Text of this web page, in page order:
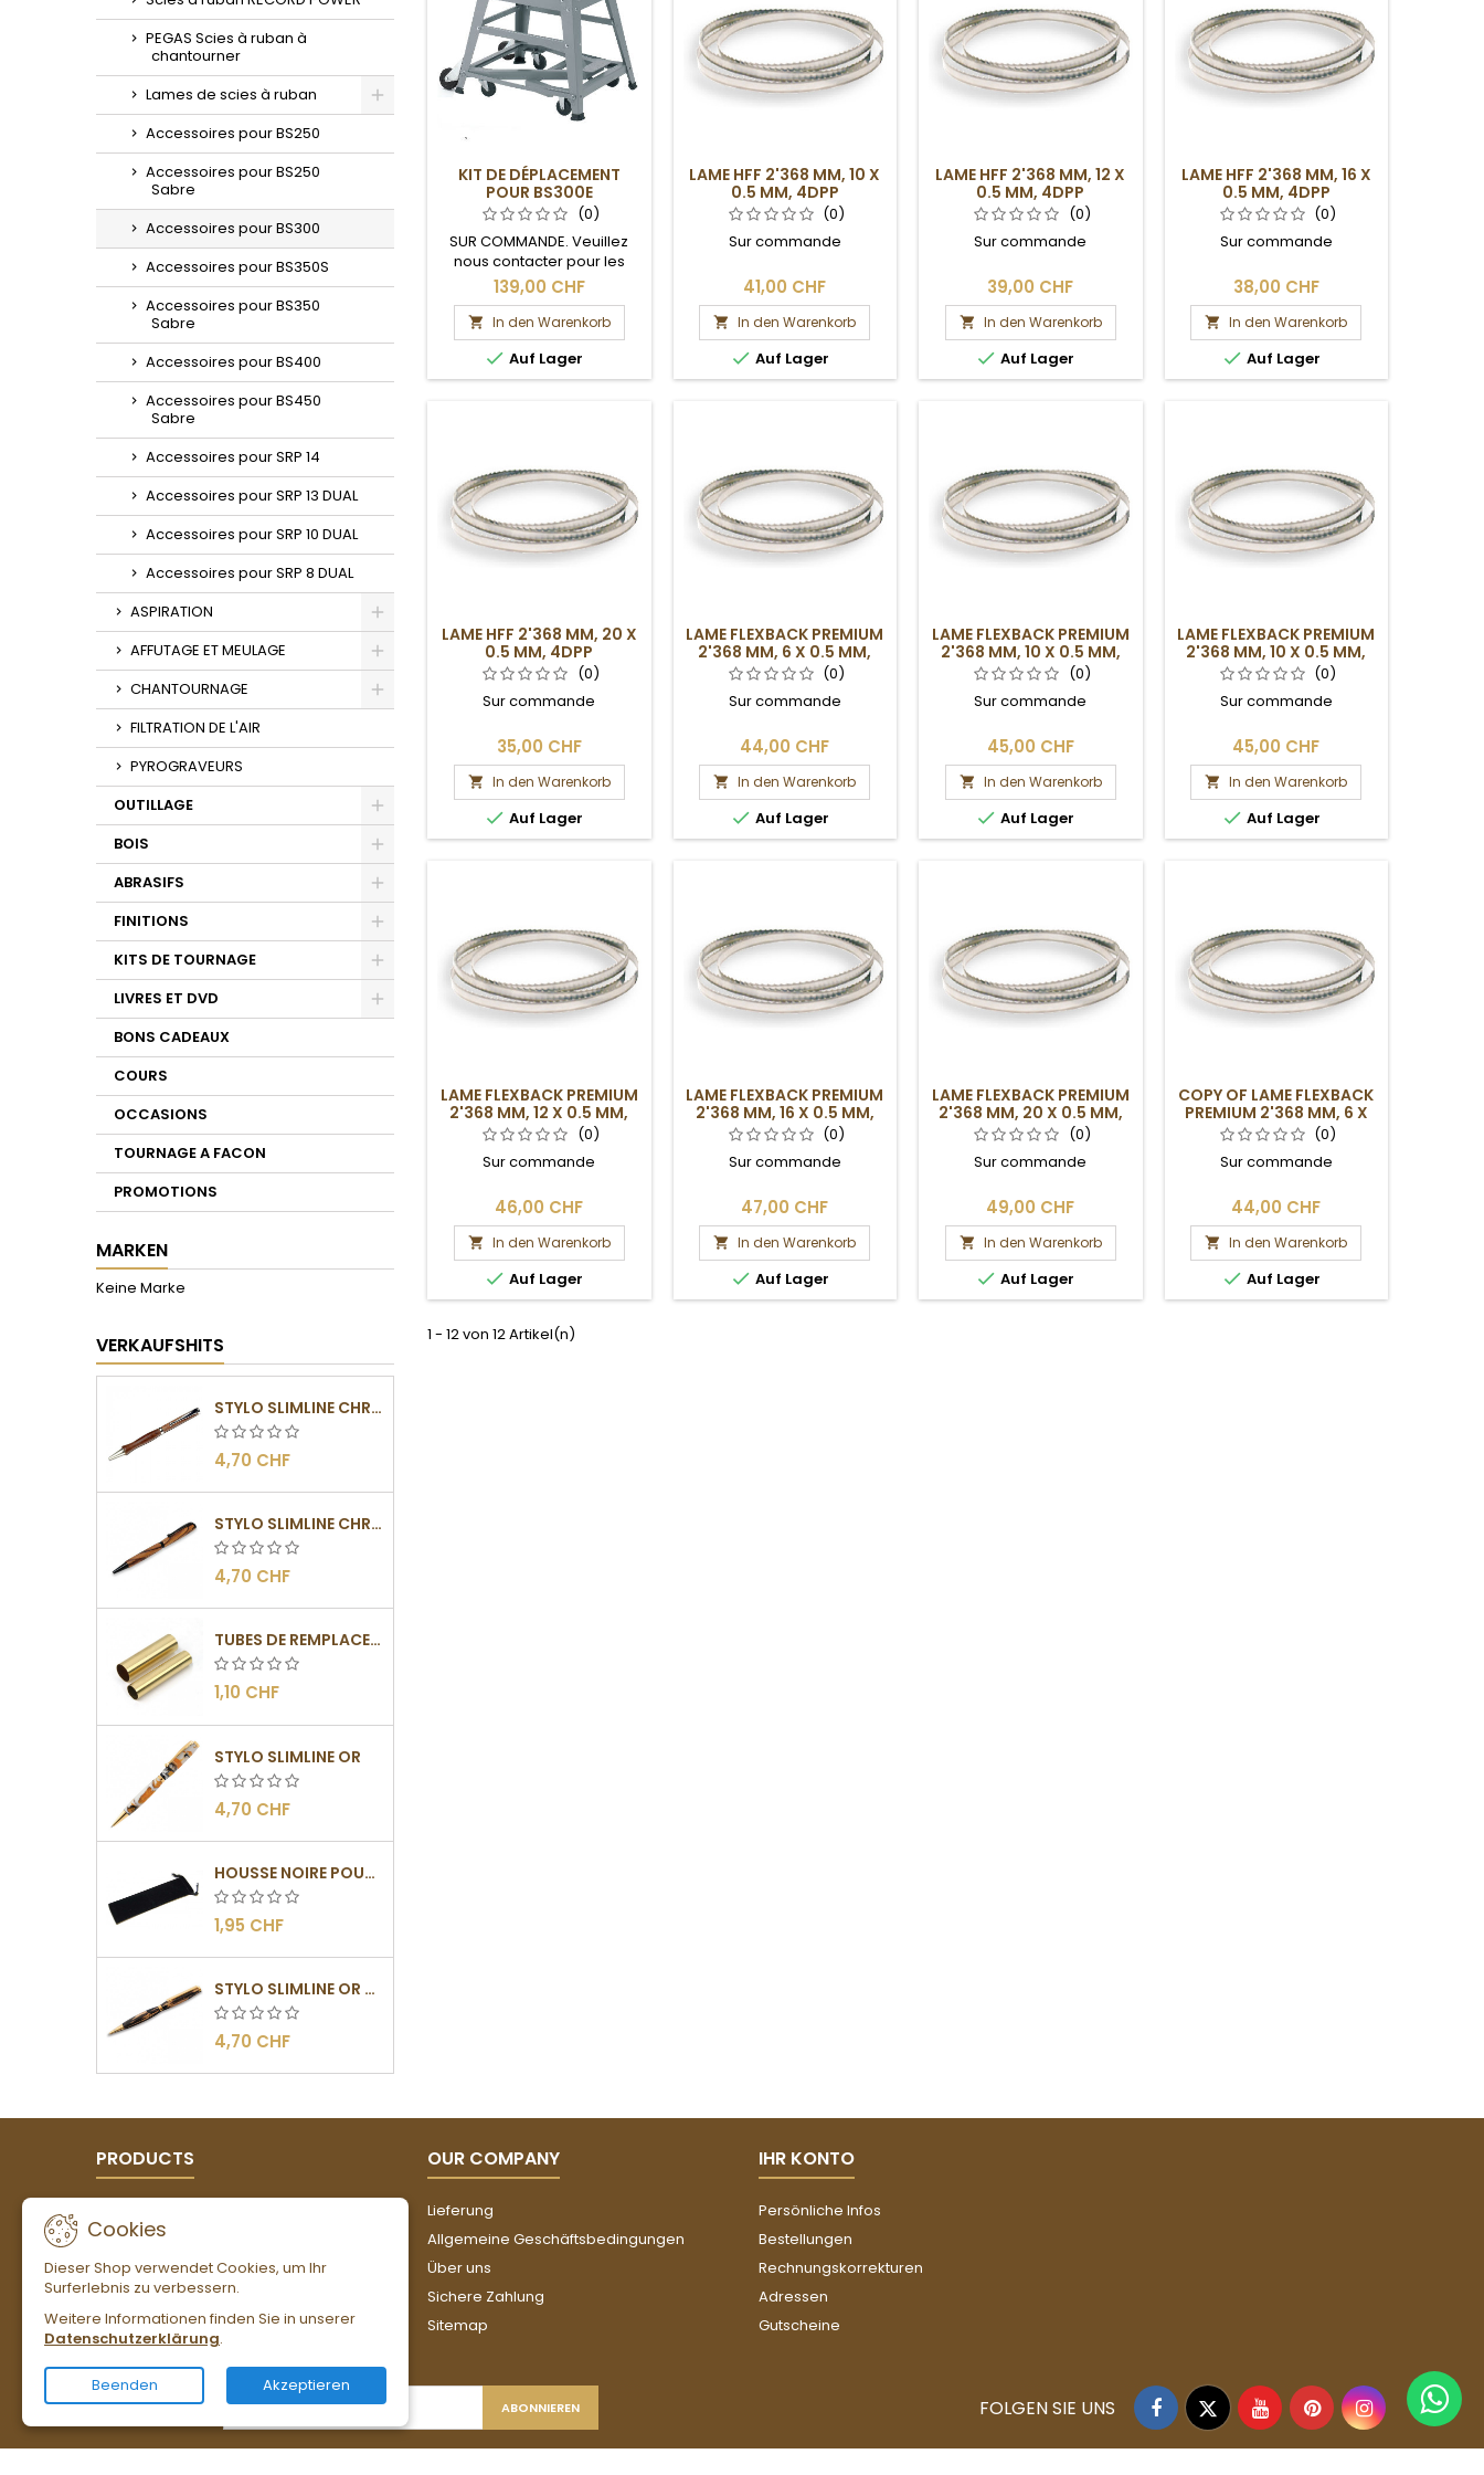
PEGAS Scies à ruban à
chantourner
Lames de scies à ruban
Accessoires pour BS250
Accessoires pour BS250
Sabre
Accessoires pour BS300
Accessoires pour BS350S
Accessoires pour BS350
Sabre
Accessoires pour BS400
Accessoires pour BS450
Sabre
Accessoires pour SRP 14
Accessoires pour SRP 13 DUAL
Accessoires pour SRP 10 DUAL
Accessoires pour SRP 8 DUAL
ASPIRATION
Toggle
AFFUTAGE ET MEULAGE
Toggle
CHANTOURNAGE
FILTRATION DE L'AIR
PYROGRAVEURS
OUTILLAGE
BOIS
ABRASIFS
FINITIONS
Toggle
KITS DE TOURNAGE
Toggle
LIVRES ET DVD
BONS CADEAUX
COURS
OCCASIONS
TOURNAGE A FACON
PROMOTIONS
MARKEN
Keine Marke
VERKAUFSHITS
STYLO SLIMLINE CHROMÉ
4,70 CHF
STYLO SLIMLINE CHROMÉ NOIR
4,70 CHF
TUBES DE REMPLACEMENT POUR MÉCANISMES SLIMLINE
1,10 CHF
STYLO SLIMLINE OR
4,70 CHF
HOUSSE NOIRE POUR STYLOS
1,95 CHF
STYLO SLIMLINE OR - BARRETTE PLATE
4,70 CHF
KIT DE DÉPLACEMENT
POUR BS300E
(0)
SUR COMMANDE. Veuillez
nous contacter pour les
délais de livraison et les
frais de port.
139,00 CHF
 In den Warenkorb
 Auf Lager
LAME HFF 2'368 MM, 10 X
0.5 MM, 4DPP
(0)
Sur commande
41,00 CHF
 In den Warenkorb
 Auf Lager
LAME HFF 2'368 MM, 12 X
0.5 MM, 4DPP
(0)
Sur commande
39,00 CHF
 In den Warenkorb
 Auf Lager
LAME HFF 2'368 MM, 16 X
0.5 MM, 4DPP
(0)
Sur commande
38,00 CHF
 In den Warenkorb
 Auf Lager
LAME HFF 2'368 MM, 20 X
0.5 MM, 4DPP
(0)
Sur commande
35,00 CHF
 In den Warenkorb
 Auf Lager
LAME FLEXBACK PREMIUM
2'368 MM, 6 X 0.5 MM,
6DPP
(0)
Sur commande
44,00 CHF
 In den Warenkorb
 Auf Lager
LAME FLEXBACK PREMIUM
2'368 MM, 10 X 0.5 MM,
4DPP
(0)
Sur commande
45,00 CHF
 In den Warenkorb
 Auf Lager
LAME FLEXBACK PREMIUM
2'368 MM, 10 X 0.5 MM,
6DPP
(0)
Sur commande
45,00 CHF
 In den Warenkorb
 Auf Lager
LAME FLEXBACK PREMIUM
2'368 MM, 12 X 0.5 MM,
4DPP
(0)
Sur commande
46,00 CHF
 In den Warenkorb
 Auf Lager
LAME FLEXBACK PREMIUM
2'368 MM, 16 X 0.5 MM,
4DPP
(0)
Sur commande
47,00 CHF
 In den Warenkorb
 Auf Lager
LAME FLEXBACK PREMIUM
2'368 MM, 20 X 0.5 MM,
4DPP
(0)
Sur commande
49,00 CHF
 In den Warenkorb
 Auf Lager
COPY OF LAME FLEXBACK
PREMIUM 2'368 MM, 6 X
0.5 MM, 6DPP
(0)
Sur commande
44,00 CHF
 In den Warenkorb
 Auf Lager
1 - 12 von 12 Artikel(n)
PRODUCTS
Neue Artikel
Verkaufshits
OUR COMPANY
Lieferung
Allgemeine Geschäftsbedingungen
Über uns
Sichere Zahlung
Sitemap
IHR KONTO
Persönliche Infos
Bestellungen
Rechnungskorrekturen
Adressen
Gutscheine
Cookies
Dieser Shop verwendet Cookies, um Ihr
Surferlebnis zu verbessern.
Weitere Informationen finden Sie in unserer
Datenschutzerklärung.
Beenden Akzeptieren
NEWSLETTER Facebook
TwitterYouTubePinterestInstagram
FOLGEN SIE UNS